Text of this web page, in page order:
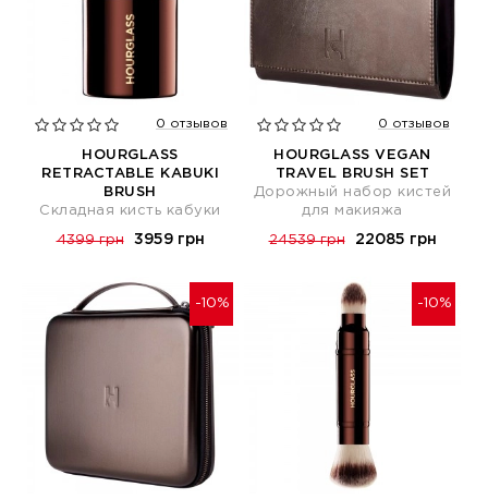
0 отзывов
HOURGLASS
RETRACTABLE KABUKI
BRUSH
Складная кисть кабуки
4399 грн 3959 грн
0 отзывов
HOURGLASS VEGAN
TRAVEL BRUSH SET
Дорожный набор кистей
для макияжа
24539 грн 22085 грн
-10% -10%